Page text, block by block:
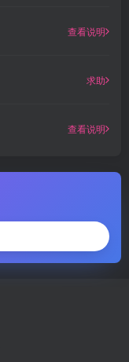
查看说明
求助
查看说明